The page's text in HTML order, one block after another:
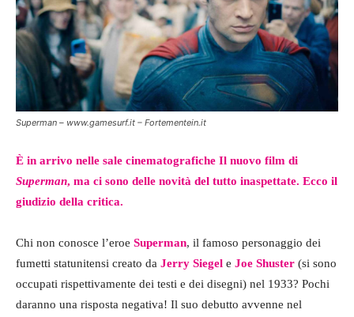
Superman – www.gamesurf.it – Fortementein.it
È in arrivo nelle sale cinematografiche Il nuovo film di
Superman, ma ci sono delle novità del tutto inaspettate. Ecco il
giudizio della critica.
Chi non conosce l’eroe Superman, il famoso personaggio dei
fumetti statunitensi creato da Jerry Siegel e Joe Shuster (si sono
occupati rispettivamente dei testi e dei disegni) nel 1933? Pochi
daranno una risposta negativa! Il suo debutto avvenne nel